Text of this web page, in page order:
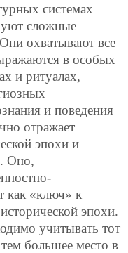
системах
сложные
охватывают все
в особых
и ритуалах,
и поведения
отражает
эпохи и
Оно,
как «ключ» к
эпохи.
учитывать тот
большее место в